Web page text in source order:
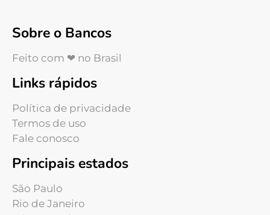
Sobre o Bancos
Feito com ❤ no Brasil
Links rápidos
Política de privacidade
Termos de uso
Fale conosco
Principais estados
São Paulo
Rio de Janeiro